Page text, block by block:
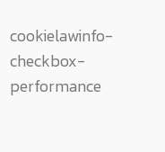
cookielawinfo-
checkbox-
performance